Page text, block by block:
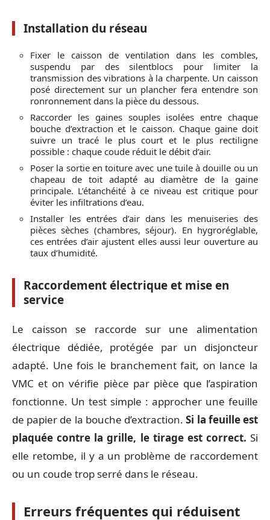
Installation du réseau
Fixer le caisson de ventilation dans les combles,
suspendu par des silentblocs pour limiter la
transmission des vibrations à la charpente. Un caisson
posé directement sur un plancher fera entendre son
ronronnement dans la pièce du dessous.
Raccorder les gaines souples isolées entre chaque
bouche d’extraction et le caisson. Chaque gaine doit
suivre un tracé le plus court et le plus rectiligne
possible : chaque coude réduit le débit d’air.
Poser la sortie en toiture avec une tuile à douille ou un
chapeau de toit adapté au diamètre de la gaine
principale. L’étanchéité à ce niveau est critique pour
éviter les infiltrations d’eau.
Installer les entrées d’air dans les menuiseries des
pièces sèches (chambres, séjour). En hygroréglable,
ces entrées d’air ajustent elles aussi leur ouverture au
taux d’humidité.
Raccordement électrique et mise en
service
Le caisson se raccorde sur une alimentation
électrique dédiée, protégée par un disjoncteur
adapté. Une fois le branchement fait, on lance la
VMC et on vérifie pièce par pièce que l’aspiration
fonctionne. Un test simple : approcher une feuille
de papier de la bouche d’extraction.Si la feuille est
plaquée contre la grille, le tirage est correct. Si
elle retombe, il y a un problème de raccordement
ou un coude trop serré dans le réseau.
Erreurs fréquentes qui réduisent